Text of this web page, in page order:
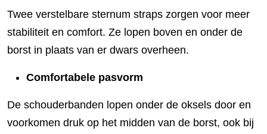
Twee verstelbare sternum straps zorgen voor meer
stabiliteit en comfort. Ze lopen boven en onder de
borst in plaats van er dwars overheen.
Comfortabele pasvorm
De schouderbanden lopen onder de oksels door en
voorkomen druk op het midden van de borst, ook bij